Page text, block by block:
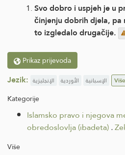
Svo dobro i uspjeh je u
činjenju dobrih djela,
to izgledalo drugačije.
Prikaz prijevoda
Jezik: الإنجليزية الأوردية الإسبانية Više
Kategorije
Islamsko pravo i njegova
obredoslovlja (ibadeta).
Više